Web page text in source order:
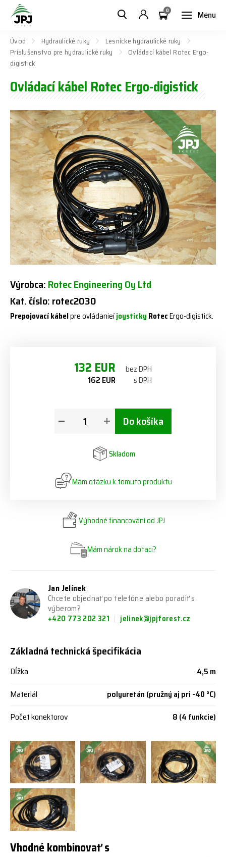
Menu
0
Úvod Hydraulické ruky
Lesnícke hydraulické ruky
Príslušenstvo pre hydraulické ruky
Ovládací kábel Rotec Ergo-
digistick
Ovládací kábel Rotec Ergo-digistick
Výrobca:Rotec Engineering Oy Ltd
Kat. číslo: rotec2030
Prepojovací kábelpre ovládanieíjoystickyRotecErgo-digistick.
132 EUR bez DPH
162 EUR s DPH
Do košíka
Skladom
Mám otázku k tomuto produktu
Výhodné financování od JPJ
Mám nárok na dotaci?
Jan Jelínek
Chcete objednať po telefóne alebo poradiť s
výberom?
+420 773 202 321
jelinek@jpjforest.cz
Základná technická špecifikácia
Dĺžka
4,5 m
Materiál
polyuretán (pružný aj pri -40 °C)
Počet konektorov
8 (4 funkcie)
Vhodné kombinovať s